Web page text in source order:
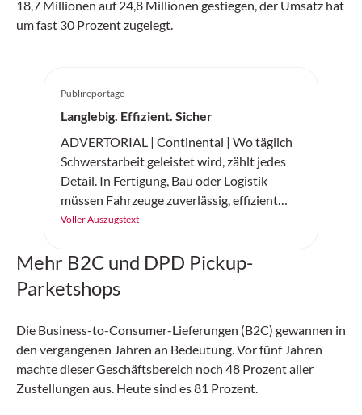
18,7 Millionen auf 24,8 Millionen gestiegen, der Umsatz hat
um fast 30 Prozent zugelegt.
Publireportage
Langlebig. Effizient. Sicher
ADVERTORIAL | Continental | Wo täglich
Schwerstarbeit geleistet wird, zählt jedes
Detail. In Fertigung, Bau oder Logistik
müssen Fahrzeuge zuverlässig, effizient
und sicher arbeiten. Der «SC20+» von
Vollgummireifen – gemacht für
Höchstleistung auf jedem Untergrund.
Voller Auszugstext
Mehr B2C und DPD Pickup-
Parketshops
Die Business-to-Consumer-Lieferungen (B2C) gewannen in
den vergangenen Jahren an Bedeutung. Vor fünf Jahren
machte dieser Geschäftsbereich noch 48 Prozent aller
Zustellungen aus. Heute sind es 81 Prozent.